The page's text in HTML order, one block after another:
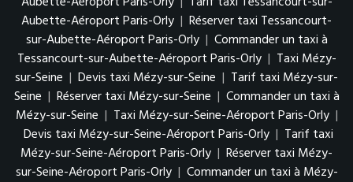
Aubette-Aéroport Paris-Orly | Réserver taxi Tessancourt-
sur-Aubette-Aéroport Paris-Orly | Commander un taxi à
Tessancourt-sur-Aubette-Aéroport Paris-Orly | Taxi Mézy-
sur-Seine | Devis taxi Mézy-sur-Seine | Tarif taxi Mézy-sur-
Seine | Réserver taxi Mézy-sur-Seine | Commander un taxi à
Mézy-sur-Seine | Taxi Mézy-sur-Seine-Aéroport Paris-Orly |
Devis taxi Mézy-sur-Seine-Aéroport Paris-Orly | Tarif taxi
Mézy-sur-Seine-Aéroport Paris-Orly | Réserver taxi Mézy-
sur-Seine-Aéroport Paris-Orly | Commander un taxi à Mézy-